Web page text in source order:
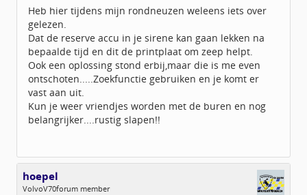
Berichten:
200
Geregistreerd:
Heb hier tijdens mijn rondneuzen weleens iets over
gelezen.
Dat de reserve accu in je sirene kan gaan lekken na
bepaalde tijd en dit de printplaat om zeep helpt.
Ook een oplossing stond erbij,maar die is me even
ontschoten.....Zoekfunctie gebruiken en je komt er
vast aan uit.
Kun je weer vriendjes worden met de buren en nog
belangrijker....rustig slapen!!
hoepel
VolvoV70forum member